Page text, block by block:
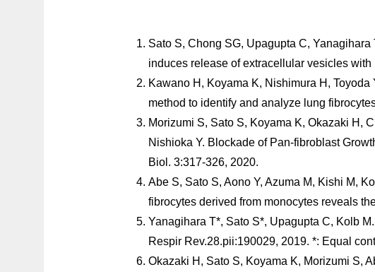
Sato S, Chong SG, Upagupta C,
induces release of extracellular vesicles
Kawano H, Koyama K, Nishimura H,
method to identify and analyze lung
Morizumi S, Sato S, Koyama K, Okazaki H,
Nishioka Y. Blockade of Pan-fibroblast
Biol. 3:317-326, 2020.
Abe S, Sato S, Aono Y, Azuma M, Kishi M,
fibrocytes derived from monocytes reveals
Yanagihara T*, Sato S*, Upagupta C, Kolb
Respir Rev.28.pii:190029, 2019. *: Equal
Okazaki H, Sato S, Koyama K, Morizumi S,